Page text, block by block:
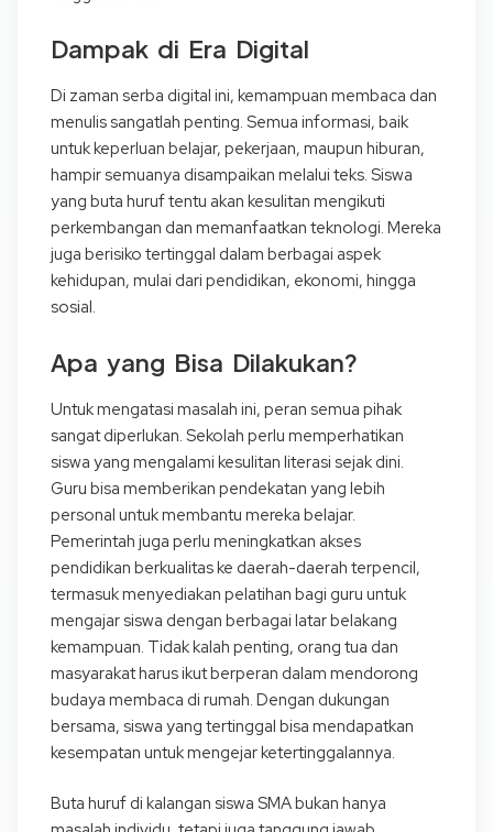
Dampak di Era Digital
Di zaman serba digital ini, kemampuan membaca dan
menulis sangatlah penting. Semua informasi, baik
untuk keperluan belajar, pekerjaan, maupun hiburan,
hampir semuanya disampaikan melalui teks. Siswa
yang buta huruf tentu akan kesulitan mengikuti
perkembangan dan memanfaatkan teknologi. Mereka
juga berisiko tertinggal dalam berbagai aspek
kehidupan, mulai dari pendidikan, ekonomi, hingga
sosial.
Apa yang Bisa Dilakukan?
Untuk mengatasi masalah ini, peran semua pihak
sangat diperlukan. Sekolah perlu memperhatikan
siswa yang mengalami kesulitan literasi sejak dini.
Guru bisa memberikan pendekatan yang lebih
personal untuk membantu mereka belajar.
Pemerintah juga perlu meningkatkan akses
pendidikan berkualitas ke daerah-daerah terpencil,
termasuk menyediakan pelatihan bagi guru untuk
mengajar siswa dengan berbagai latar belakang
kemampuan. Tidak kalah penting, orang tua dan
masyarakat harus ikut berperan dalam mendorong
budaya membaca di rumah. Dengan dukungan
bersama, siswa yang tertinggal bisa mendapatkan
kesempatan untuk mengejar ketertinggalannya.
Buta huruf di kalangan siswa SMA bukan hanya